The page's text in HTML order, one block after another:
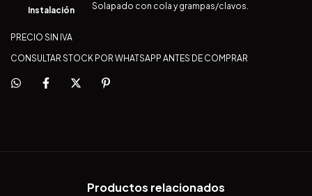
Instalación Solapado con cola y grampas/clavos.
PRECIO SIN IVA
CONSULTAR STOCK POR WHATSAPP ANTES DE COMPRAR
Productos relacionados